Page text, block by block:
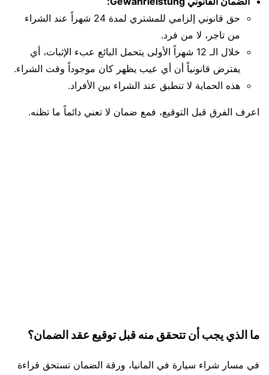
حق قانوني إلزامي للمشتري لمدة 24 شهراً عند الشراء
من تاجر، لا من فرد.
خلال الـ 12 شهراً الأولى يتحمل البائع عبء الإثبات، أي
يفترض قانونياً أن أي عيب يظهر كان موجوداً وقت الشراء.
هذه الحماية لا تنطبق عند الشراء بين الأفراد.
اعرف الفرق قبل التوقيع، فمع ضمان لا تعني دائماً ما تظنه.
ما الذي يجب أن تتحقق منه قبل توقيع عقد الضمان؟
في مسار شراء سيارة في المانيا، ورقة الضمان تستحق قراءة